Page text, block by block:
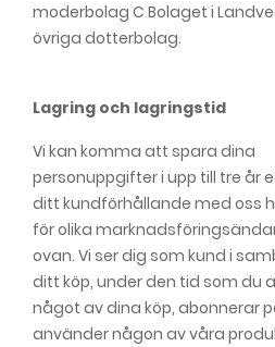
moderbolag C Bolaget i
övriga dotterbolag.
Lagring och lagringstid
Vi kan komma att spara dina
personuppgifter i upp till tre år
ditt kundförhållande med oss
för olika
ovan. Vi ser dig som kund i
ditt köp, under den tid som du
något av dina köp, abonnerar
använder någon av våra